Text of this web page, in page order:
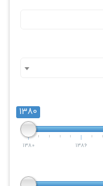
1380
1380 1386